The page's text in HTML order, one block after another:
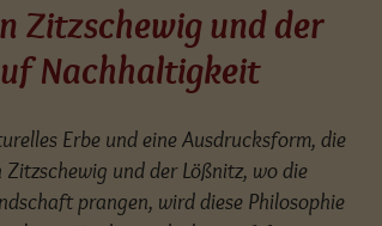
Zitzschewig und der
Nachhaltigkeit
Erbe und eine Ausdrucksform, die
und der Lößnitz, wo die
prangen, wird diese Philosophie